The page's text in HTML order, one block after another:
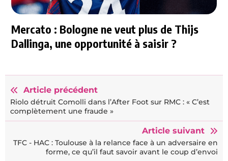
Mercato : Bologne ne veut plus de Thijs
Dallinga, une opportunité à saisir ?
Article précédent
Riolo détruit Comolli dans l’After Foot sur RMC : « C’est
complètement une fraude »
Article suivant
TFC - HAC : Toulouse à la relance face à un adversaire en
forme, ce qu’il faut savoir avant le coup d’envoi